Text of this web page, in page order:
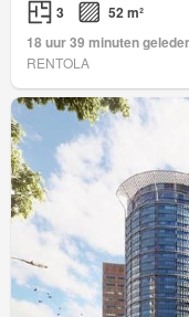
3
52 m²
18 uur 39 minuten
RENTOLA